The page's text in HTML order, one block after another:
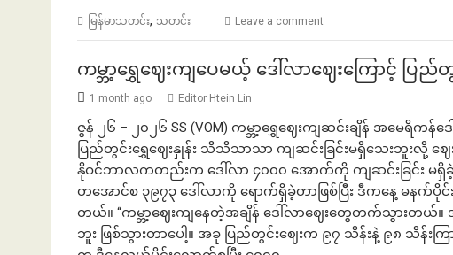
မြန်မာသတင်း, သတင်း Leave a comment
ကမ္ဘာ့​ရွှေ​ဈေးကျ​ပေမယ့် ဒေါ်လာဈေးကြောင့် ပ
1 month ago Editor Htein Lin
ဇွန် ၂၆ – ၂၀၂၆ SS (VOM) ကမ္ဘာ့ရွှေဈေးကျဆင်းချိန် အ
ပြည်တွင်းရွှေဈေးနှုန်း သိသိသာသာ ကျဆင်းခြင်းမရှိသေးဘူးလို့
နိုဝင်ဘာလကတည်းက ဒေါ်လာ ၄၀၀၀ အောက်ကို ကျဆင်းခြင်း မရှိခဲ့
တအောင်စ ၃၉၇၃ ဒေါ်လာကို ရောက်ရှိခဲ့တာဖြစ်ပြီး ဒီကနေ့ မနက်ပိုင်
တယ်။ “ကမ္ဘာ့ဈေးကျနေတဲ့အချိန် ဒေါ်လာဈေးတွေတက်သွားတယ်
ဘူး ဖြစ်သွားတာပေါ့။ အခု ပြည်တွင်းဈေးက ၉၇ သိန်းနဲ့ ၉၈ သိန်း